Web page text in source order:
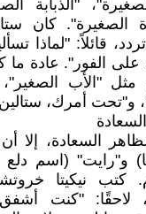
"الذبابة
الصغيرة". كان
قائلاً: "لماذا
على الفور". عادة ما
مثل "الأب
و"تحت أمرك،
السعادة، إلا أن
و"رايت" (اسم دلع
كتب نيكيتا
لاحقًا: "كنت أشفق